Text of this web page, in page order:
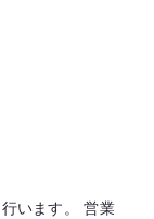
います。
営業